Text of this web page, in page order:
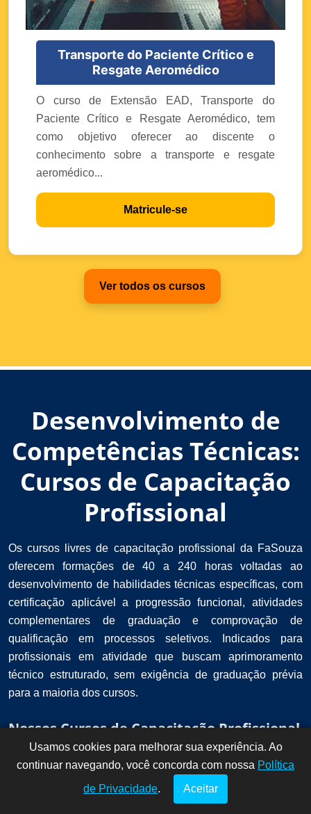
Transporte do Paciente Crítico e
Resgate Aeromédico
O curso de Extensão EAD, Transporte do
Paciente Crítico e Resgate Aeromédico, tem
como objetivo oferecer ao discente o
conhecimento sobre a transporte e resgate
aeromédico...
Matricule-se
Ver todos os cursos
Desenvolvimento de
Competências Técnicas:
Cursos de Capacitação
Profissional
Os cursos livres de capacitação profissional da FaSouza
oferecem formações de 40 a 240 horas voltadas ao
desenvolvimento de habilidades técnicas específicas, com
certificação aplicável a progressão funcional, atividades
complementares de graduação e comprovação de
qualificação em processos seletivos. Indicados para
profissionais em atividade que buscam aprimoramento
técnico estruturado, sem exigência de graduação prévia
para a maioria dos cursos.
Nossos Cursos de Capacitação Profissional
!
Dúvidas? Fale
conosco por
aqui!
Usamos cookies para melhorar sua experiência. Ao
continuar navegando, você concorda com nossa Política
de Privacidade. Aceitar